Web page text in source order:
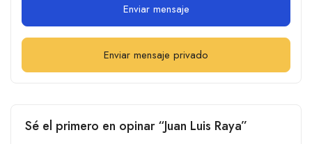
Enviar mensaje
Enviar mensaje privado
Sé el primero en opinar “Juan Luis Raya”